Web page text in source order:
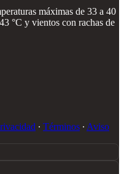
máximas de 33 a 40
°C y vientos con rachas de
∙ Términos ∙ Aviso